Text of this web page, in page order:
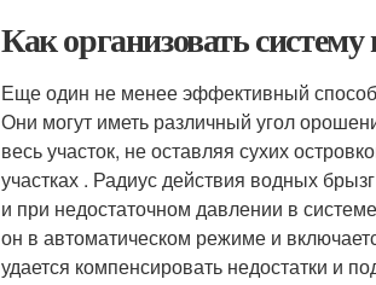
Как организовать
Еще один не менее эффективный
Они могут иметь различный угол
весь участок, не оставляя сухих
участках . Радиус действия водных
и при недостаточном давлении в
он в автоматическом режиме и
удается компенсировать недостатки и